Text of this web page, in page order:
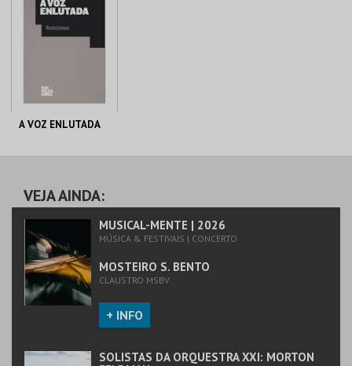
MAIS INFO
A VOZ ENLUTADA
COMPRAR
VEJA AINDA:
MUSICAL-MENTE | 2026
MÚSICA & FESTIVAIS | CONCERTO
MOSTEIRO S. BENTO
CLAUSTRO MSBV
+ INFO
SOLISTAS DA ORQUESTRA XXI: MORTON